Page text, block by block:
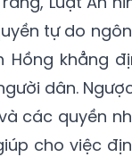
tự do
khẳng
dân.
các quyền
cho việc